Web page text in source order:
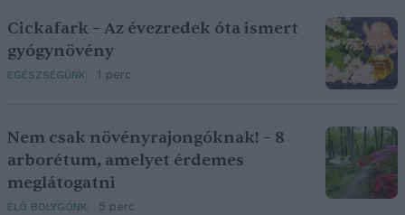
Cickafark – Az évezredek óta ismert
gyógynövény
EGÉSZSÉGÜNK 1 perc
Nem csak növényrajongóknak! – 8
arborétum, amelyet érdemes
meglátogatni
ÉLŐ BOLYGÓNK 5 perc